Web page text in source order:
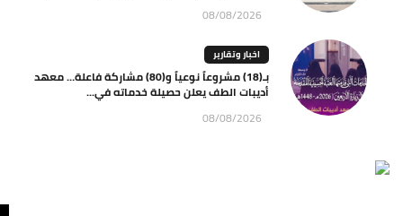
08/08/2026
اخبار وتقارير
بـ(18) مشروعاً نوعياً و(80) مشاركة فاعلة… معهد
أديبات الطف يعلن حصيلة خدماته في...
08/08/2026